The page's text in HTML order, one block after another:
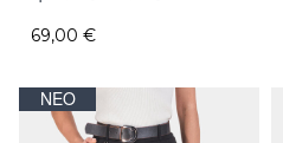
69,00 €
ΝΈΟ